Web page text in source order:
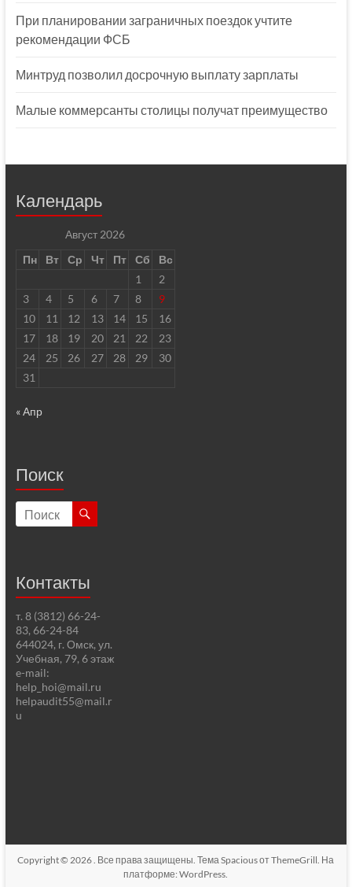
При планировании заграничных поездок учтите
рекомендации ФСБ
Минтруд позволил досрочную выплату зарплаты
Малые коммерсанты столицы получат преимущество
Календарь
Август 2026
Пн
Вт Ср Чт Пт Сб
Вс
1
2
3
4 5 6 7 8
9
10
11 12 13 14 15
16
17
18 19 20 21 22
23
24
25 26 27 28 29
30
31
« Апр
Поиск
Контакты
т. 8 (3812) 66-24-
83, 66-24-84
644024, г. Омск, ул.
Учебная, 79, 6 этаж
e-mail:
help_hoi@mail.ru
helpaudit55@mail.r
u
Copyright © 2026. Все права защищены. ТемаSpaciousот ThemeGrill. На
платформе:WordPress.